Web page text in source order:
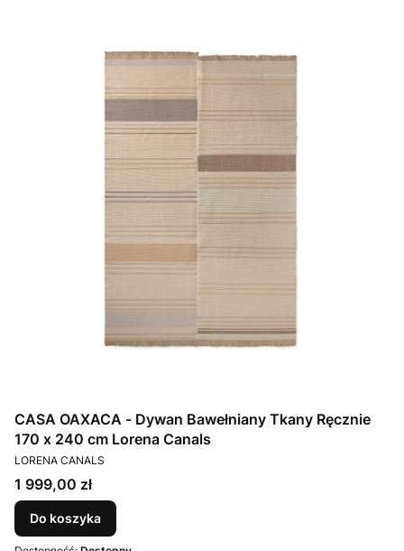
CASA OAXACA - Dywan Bawełniany Tkany Ręcznie
170 x 240 cm Lorena Canals
PRODUCENT
LORENA CANALS
Cena
1 999,00 zł
Do koszyka